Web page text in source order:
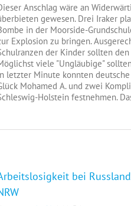
Anschlag wäre an
gewesen. Drei Iraker
in der Moorside-
Explosion zu bringen.
der Kinder sollten den
viele "Ungläubige"
letzter Minute konnten deutsche
Mohamed A. und zwei
Holstein festnehmen.
bei